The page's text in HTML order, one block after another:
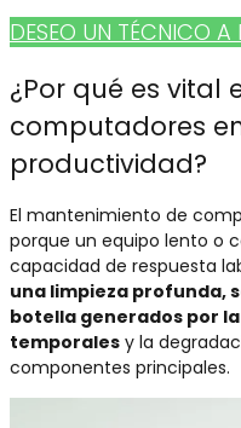
DESEO UN TÉCNICO A
¿Por qué es vital
computadores
productividad?
El mantenimiento de
porque un equipo lento o
capacidad de respuesta
una limpieza profunda,
botella generados por
temporales y la
componentes principales.